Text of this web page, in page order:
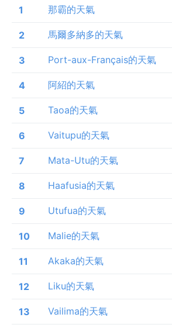
1 那霸的天氣
2 馬爾多納多的天氣
3 Port-aux-Français的天氣
4 阿紹的天氣
5 Taoa的天氣
6 Vaitupu的天氣
7 Mata-Utu的天氣
8 Haafusia的天氣
9 Utufua的天氣
10 Malie的天氣
11 Akaka的天氣
12 Liku的天氣
13 Vailima的天氣